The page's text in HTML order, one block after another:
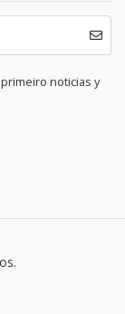
noticias y